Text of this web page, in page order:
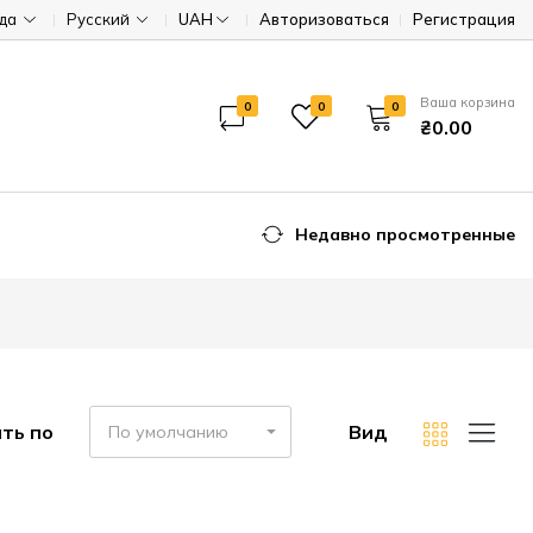
Русский UAH Авторизоваться Регистрация
0 0 0 Ваша корзина
₴0.00
Недавно просмотренные
по По умолчанию Вид